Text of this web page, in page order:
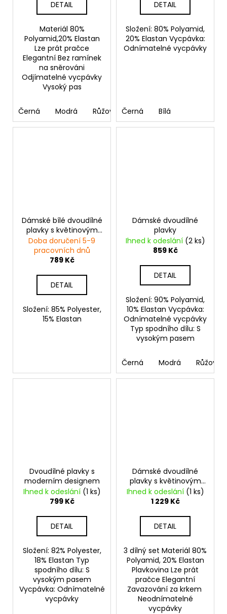
DETAIL
Materiál 80%
Polyamid,20% Elastan
Lze prát pračce
Elegantní Bez ramínek
na sněrováni
Odjímatelné vycpávky
Vysoký pas
Černá Modrá Růžová
DETAIL
Složení: 80% Polyamid,
20% Elastan Vycpávka:
Odnímatelné vycpávky
Černá Bílá
Dámské bílé dvoudílné
plavky s květinovým
vzorem
Doba doručení 5-9
pracovních dnů
789 Kč
DETAIL
Složení: 85% Polyester,
15% Elastan
Dámské dvoudílné
plavky
Ihned k odeslání (2 ks)
859 Kč
DETAIL
Složení: 90% Polyamid,
10% Elastan Vycpávka:
Odnímatelné vycpávky
Typ spodního dílu: S
vysokým pasem
Černá Modrá Růžová
Dvoudílné plavky s
moderním designem
Ihned k odeslání (1 ks)
799 Kč
DETAIL
Složení: 82% Polyester,
18% Elastan Typ
spodního dílu: S
vysokým pasem
Vycpávka: Odnímatelné
vycpávky
Dámské dvoudílné
plavky s květinovým
vzorem
Ihned k odeslání (1 ks)
1 229 Kč
DETAIL
3 dílný set Materiál 80%
Polyamid, 20% Elastan
Plavkovina Lze prát
pračce Elegantní
Zavazování za krkem
Neodnímatelné
vycpávky